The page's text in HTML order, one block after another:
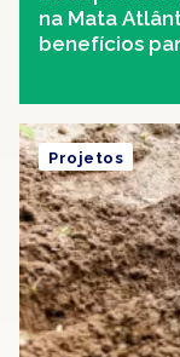
na Mata
benefícios
Projetos